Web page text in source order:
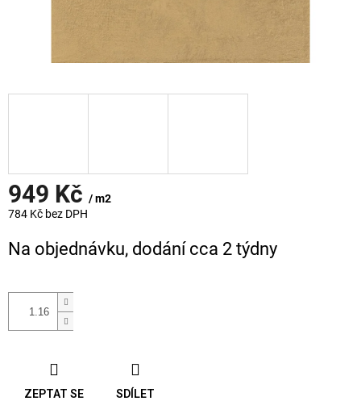
949 Kč / m2
784 Kč bez DPH
cena:
Na objednávku, dodání cca 2 týdny
ZEPTAT SE SDÍLET